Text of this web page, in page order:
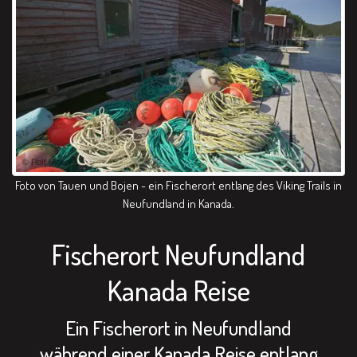
Foto von Tauen und Bojen - ein Fischerort entlang des Viking Trails in
Neufundland in Kanada.
Fischerort Neufundland
Kanada Reise
Ein Fischerort in Neufundland